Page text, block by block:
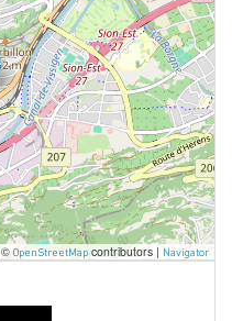
©OpenStreetMap contributors | Navigator